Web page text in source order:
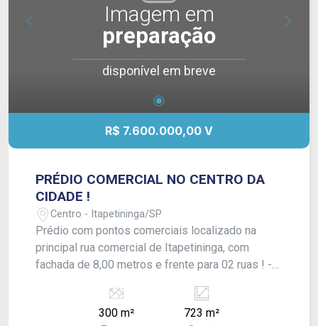
Imagem em
preparação
disponível em breve
R$ 7.600.000,00 V
PRÉDIO COMERCIAL NO CENTRO DA
CIDADE !
Centro - Itapetininga/SP
Prédio com pontos comerciais localizado na
principal rua comercial de Itapetininga, com
fachada de 8,00 metros e frente para 02 ruas ! -
300 m² 723 m²